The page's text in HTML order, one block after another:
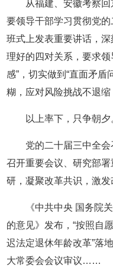
从福建、安徽考察
要领导干部学习贯彻党
班式上发表重要讲话，
理好的四对关系，要求
感”，切实做到“直面矛
糊，应对风险挑战不退缩
以上率下，只争朝夕
党的二十届三中全
召开重要会议、研究部
研，凝聚改革共识，激发
《中共中央 国务院
的意见》发布，“按照自
迟法定退休年龄改革”落
大常委会会议审议……